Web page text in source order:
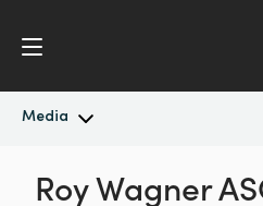
Media
Novidades Argentina
Roy Wagner